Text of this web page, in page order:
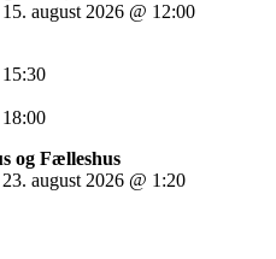
15. august 2026 @ 12:00
15:30
18:00
og Fælleshus
23. august 2026 @ 1:20